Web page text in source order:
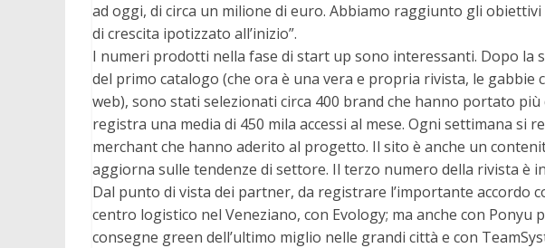
ad oggi, di circa un milione di euro. Abbiamo raggiunto gli
di crescita ipotizzato all’inizio”.
I numeri prodotti nella fase di start up sono interessanti. Dopo la
del primo catalogo (che ora è una vera e propria rivista, le gabbie
web), sono stati selezionati circa 400 brand che hanno portato
registra una media di 450 mila accessi al mese. Ogni settimana si
merchant che hanno aderito al progetto. Il sito è anche un
aggiorna sulle tendenze di settore. Il terzo numero della rivista è
Dal punto di vista dei partner, da registrare l’importante accordo
centro logistico nel Veneziano, con Evology; ma anche con Ponyu
consegne green dell’ultimo miglio nelle grandi città e con